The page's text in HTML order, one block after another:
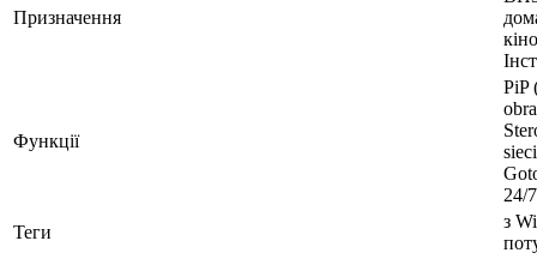
Призначення
Функції
PiP
24/7
Теги
з